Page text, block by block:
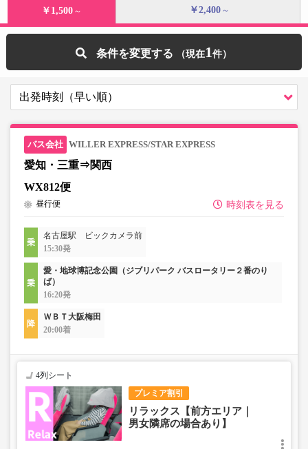
￥1,500 ～ ￥2,400 ～
条件を変更する 1
WILLER EXPRESS/STAR EXPRESS
愛知・三重⇒関西
WX812便
時刻表を見る
昼行便
名古屋駅 ビックカメラ前
15:30発
愛・地球博記念公園（ジブリパーク バスロータリー２番のり
ば）
16:20発
ＷＢＴ大阪梅田
20:00着
プレミア割引
4列シート
リラックス【前方エリア｜
男女隣席の場合あり】